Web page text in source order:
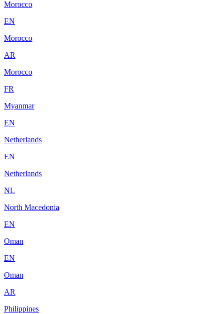
Morocco
EN
Morocco
AR
Morocco
FR
Myanmar
EN
Netherlands
EN
Netherlands
NL
North Macedonia
EN
Oman
EN
Oman
AR
Philippines